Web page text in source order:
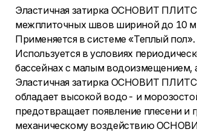
Эластичная затирка ОСНОВИТ
межплиточных швов шириной до 10
Применяется в системе «Теплый пол».
Используется в условиях
бассейнах с малым водоизмещением,
Эластичная затирка ОСНОВИТ
обладает высокой водо- и
предотвращает появление плесени и
механическому воздействию